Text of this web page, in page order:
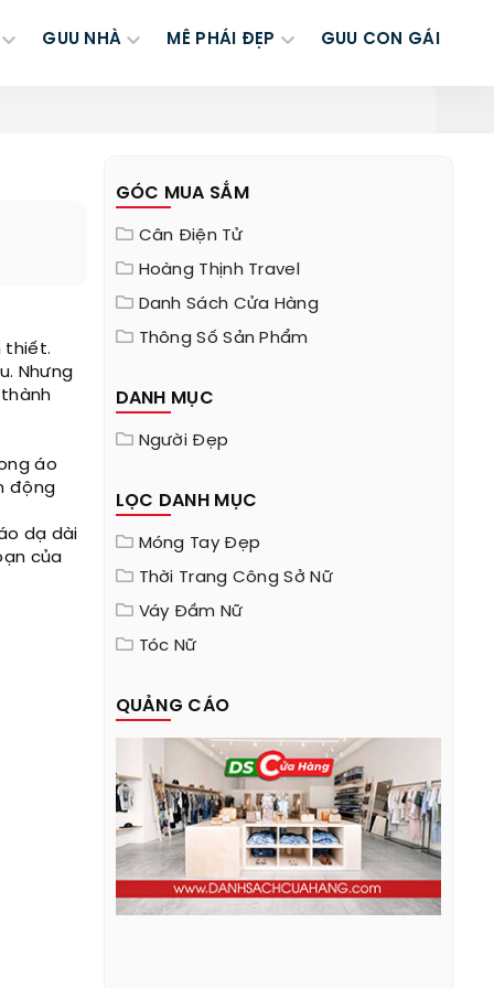
GUU NHÀ MÊ PHÁI ĐẸP GUU CON GÁI
thiết.
Nhưng
áo
động
dạ dài
của
GÓC MUA SẮM
Cân Điện Tử
Hoàng Thịnh Travel
Danh Sách Cửa Hàng
Thông Số Sản Phẩm
DANH MỤC
Người Đẹp
LỌC DANH MỤC
Móng Tay Đẹp
Thời Trang Công Sở Nữ
Váy Đầm Nữ
Tóc Nữ
QUẢNG CÁO